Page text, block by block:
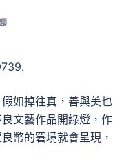
如掉往真，善與美也
文藝作品開綠燈，作
幣的窘境就會呈現，